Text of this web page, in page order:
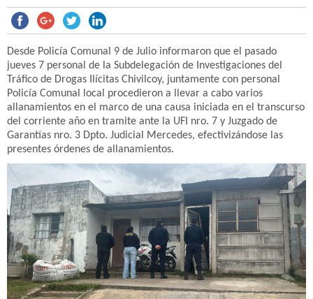
Desde Policía Comunal 9 de Julio informaron que el pasado
jueves 7 personal de la Subdelegación de Investigaciones del
Tráfico de Drogas Ilícitas Chivilcoy, juntamente con personal
Policía Comunal local procedieron a llevar a cabo varios
allanamientos en el marco de una causa iniciada en el transcurso
del corriente año en tramite ante la UFI nro. 7 y Juzgado de
Garantías nro. 3 Dpto. Judicial Mercedes, efectivizándose las
presentes órdenes de allanamientos.